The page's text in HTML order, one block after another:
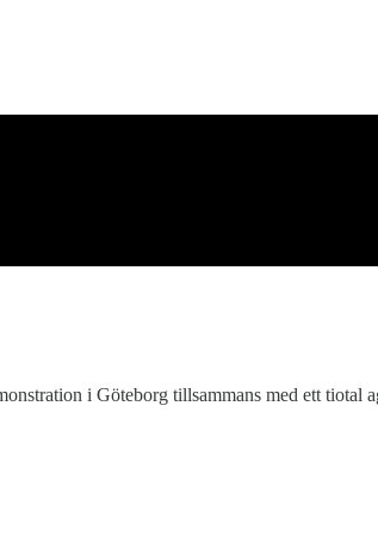
i Göteborg tillsammans med ett tiotal